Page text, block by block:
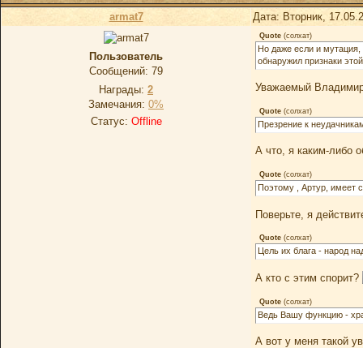
armat7
Дата: Вторник,
Пользователь
Сообщений: 79
Награды: 2
Замечания: 0%
Статус: Offline
Quote (солхат)
Но даже если и мутация,
обнаружил признаки
Уважаемый
Quote (солхат)
Презрение к
А что, я каким-либо
Quote (солхат)
Поэтому , Артур, имеет
Поверьте, я
Quote (солхат)
Цель их блага - народ
А кто с этим спорит?
Quote (солхат)
Ведь Вашу функцию -
А вот у меня такой